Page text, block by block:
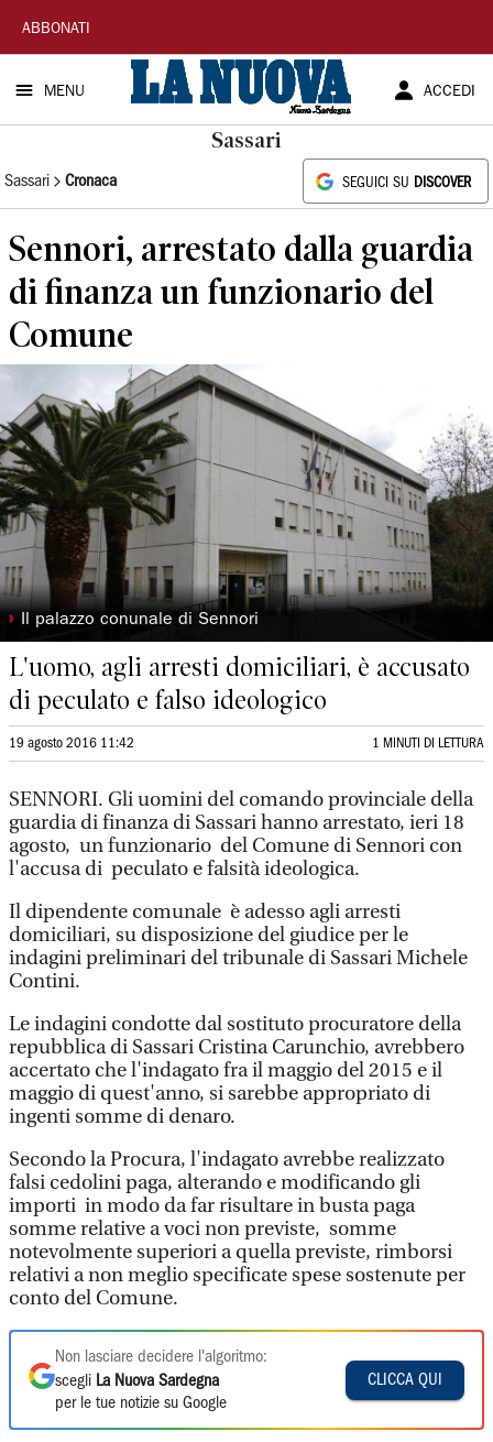
La
Nuova
Sardegna
ABBONATI
MENU ACCEDI
Sassari
Sassari Cronaca SEGUICI SU DISCOVER
Sennori, arrestato dalla guardia
di finanza un funzionario del
Comune
◗ Il palazzo conunale di Sennori
L'uomo, agli arresti domiciliari, è accusato
di peculato e falso ideologico
19 agosto 2016 11:42 1 MINUTI DI LETTURA
SENNORI. Gli uomini del comando provinciale della
guardia di finanza di Sassari hanno arrestato, ieri 18
agosto, un funzionario del Comune di Sennori con
l'accusa di peculato e falsità ideologica.
Il dipendente comunale è adesso agli arresti
domiciliari, su disposizione del giudice per le
indagini preliminari del tribunale di Sassari Michele
Contini.
Le indagini condotte dal sostituto procuratore della
repubblica di Sassari Cristina Carunchio, avrebbero
accertato che l'indagato fra il maggio del 2015 e il
maggio di quest'anno, si sarebbe appropriato di
ingenti somme di denaro.
Secondo la Procura, l'indagato avrebbe realizzato
falsi cedolini paga, alterando e modificando gli
importi in modo da far risultare in busta paga
somme relative a voci non previste, somme
notevolmente superiori a quella previste, rimborsi
relativi a non meglio specificate spese sostenute per
conto del Comune.
Non lasciare decidere l'algoritmo:
scegli La Nuova Sardegna
per le tue notizie su Google
CLICCA QUI